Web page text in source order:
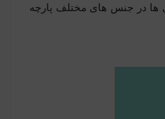
ها در جنس های مختلف پارچه